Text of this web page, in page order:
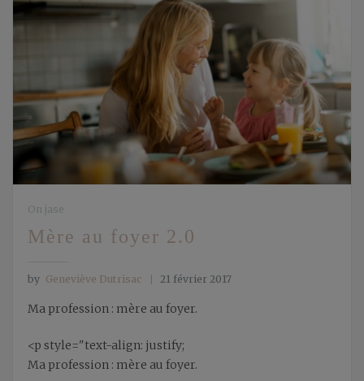
On jase
Mère au foyer 2.0
by Geneviève Dutrisac 21 février 2017
Ma profession : mère au foyer.
<p style="text-align: justify;
Ma profession : mère au foyer.